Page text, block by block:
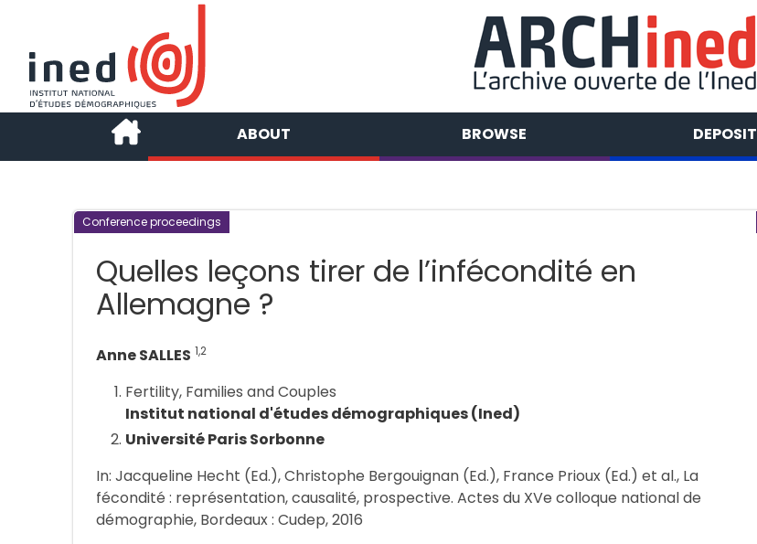
ABOUT BROWSE DEPOSIT
Conference proceedings
Quelles leçons tirer de l’infécondité en
Allemagne ?
Anne SALLES 1,2
Fertility, Families and Couples
Institut national d'études démographiques (Ined)
Université Paris Sorbonne
In: Jacqueline Hecht (Ed.), Christophe Bergouignan (Ed.), France Prioux (Ed.) et al., La
fécondité : représentation, causalité, prospective. Actes du XVe colloque national de
démographie, Bordeaux : Cudep, 2016